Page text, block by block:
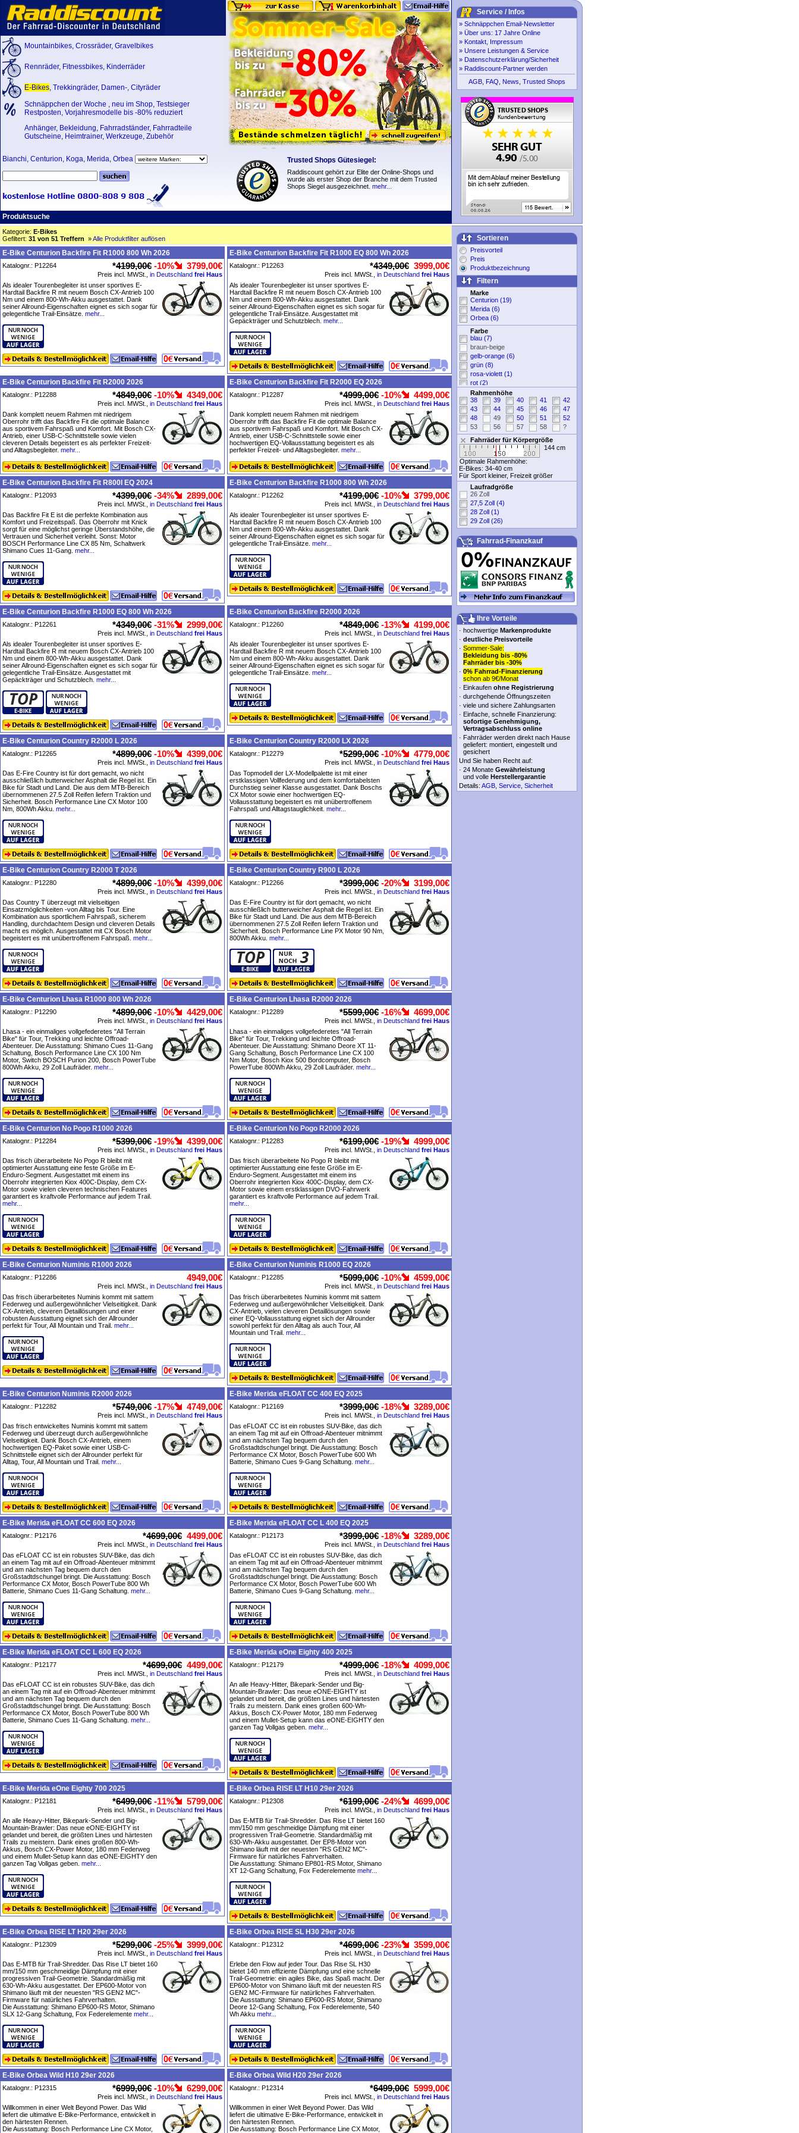
Mountainbikes, Crossräder, Gravelbikes
Rennräder, Fitnessbikes, Kinderräder
E-Bikes, Trekkingräder, Damen-, Cityräder
Schnäppchen der Woche , neu im Shop, Testsieger
Restposten, Vorjahresmodelle bis -80% reduziert
Anhänger, Bekleidung, Fahrradständer, Fahrradteile
Gutscheine, Heimtrainer, Werkzeuge, Zubehör
Service / Infos
» Schnäppchen Email-Newsletter
» Über uns: 17 Jahre Online
» Kontakt, Impressum
» Unsere Leistungen & Service
» Datenschutzerklärung/Sicherheit
» Raddiscount-Partner werden
AGB FAQ News Trusted Shops
Bianchi, Centurion, Koga, Merida, Orbea Trusted Shops Gütesiegel:
Raddiscount gehört zur Elite der Online-Shops und
wurde als erster Shop der Branche mit dem Trusted
Shops Siegel ausgezeichnet. mehr...
Produktsuche
Kategorie: E-Bikes
Gefiltert: 31 von 51 Treffern »Alle Produktfilter auflösen
E-Bike Centurion Backfire Fit R1000 800 Wh 2026
Katalognr.: P12264 *4199,00€ -10% 3799,00€
Preis incl. MWSt., in Deutschland frei Haus
Als idealer Tourenbegleiter ist unser sportives E-
Hardtail Backfire R mit neuem Bosch CX-Antrieb 100
Nm und einem 800-Wh-Akku ausgestattet. Dank
seiner Allround-Eigenschaften eignet es sich sogar für
gelegentliche Trail-Einsätze. mehr...
E-Bike Centurion Backfire Fit R1000 EQ 800 Wh 2026
Katalognr.: P12263 *4349,00€ 3999,00€
Preis incl. MWSt., in Deutschland frei Haus
Als idealer Tourenbegleiter ist unser sportives E-
Hardtail Backfire R mit neuem Bosch CX-Antrieb 100
Nm und einem 800-Wh-Akku ausgestattet. Dank
seiner Allround-Eigenschaften eignet es sich sogar für
gelegentliche Trail-Einsätze. Ausgestattet mit
Gepäckträger und Schutzblech. mehr...
E-Bike Centurion Backfire Fit R2000 2026
Katalognr.: P12288 *4849,00€ -10% 4349,00€
Preis incl. MWSt., in Deutschland frei Haus
Dank komplett neuem Rahmen mit niedrigem
Oberrohr trifft das Backfire Fit die optimale Balance
aus sportivem Fahrspaß und Komfort. Mit Bosch CX-
Antrieb, einer USB-C-Schnittstelle sowie vielen
cleveren Details begeistert es als perfekter Freizeit-
und Alltagsbegleiter. mehr...
E-Bike Centurion Backfire Fit R2000 EQ 2026
Katalognr.: P12287 *4999,00€ -10% 4499,00€
Preis incl. MWSt., in Deutschland frei Haus
Dank komplett neuem Rahmen mit niedrigem
Oberrohr trifft das Backfire Fit die optimale Balance
aus sportivem Fahrspaß und Komfort. Mit Bosch CX-
Antrieb, einer USB-C-Schnittstelle sowie einer
hochwertigen EQ-Vollausstattung begeistert es als
perfekter Freizeit- und Alltagsbegleiter. mehr...
E-Bike Centurion Backfire Fit R800I EQ 2024
Katalognr.: P12093 *4399,00€ -34% 2899,00€
Preis incl. MWSt., in Deutschland frei Haus
Das Backfire Fit E ist die perfekte Kombination aus
Komfort und Freizeitspaß. Das Oberrohr mit Knick
sorgt für eine möglichst geringe Überstandshöhe, die
Vertrauen und Sicherheit verleiht. Sonst: Motor
BOSCH Performance Line CX 85 Nm, Schaltwerk
Shimano Cues 11-Gang. mehr...
E-Bike Centurion Backfire R1000 800 Wh 2026
Katalognr.: P12262 *4199,00€ -10% 3799,00€
Preis incl. MWSt., in Deutschland frei Haus
Als idealer Tourenbegleiter ist unser sportives E-
Hardtail Backfire R mit neuem Bosch CX-Antrieb 100
Nm und einem 800-Wh-Akku ausgestattet. Dank
seiner Allround-Eigenschaften eignet es sich sogar für
gelegentliche Trail-Einsätze. mehr...
E-Bike Centurion Backfire R1000 EQ 800 Wh 2026
Katalognr.: P12261 *4349,00€ -31% 2999,00€
Preis incl. MWSt., in Deutschland frei Haus
Als idealer Tourenbegleiter ist unser sportives E-
Hardtail Backfire R mit neuem Bosch CX-Antrieb 100
Nm und einem 800-Wh-Akku ausgestattet. Dank
seiner Allround-Eigenschaften eignet es sich sogar für
gelegentliche Trail-Einsätze. Ausgestattet mit
Gepäckträger und Schutzblech. mehr...
E-Bike Centurion Backfire R2000 2026
Katalognr.: P12260 *4849,00€ -13% 4199,00€
Preis incl. MWSt., in Deutschland frei Haus
Als idealer Tourenbegleiter ist unser sportives E-
Hardtail Backfire R mit neuem Bosch CX-Antrieb 100
Nm und einem 800-Wh-Akku ausgestattet. Dank
seiner Allround-Eigenschaften eignet es sich sogar für
gelegentliche Trail-Einsätze. mehr...
E-Bike Centurion Country R2000 L 2026
Katalognr.: P12265 *4899,00€ -10% 4399,00€
Preis incl. MWSt., in Deutschland frei Haus
Das E-Fire Country ist für dort gemacht, wo nicht
ausschließlich butterweicher Asphalt die Regel ist. Ein
Bike für Stadt und Land. Die aus dem MTB-Bereich
übernommenen 27.5 Zoll Reifen liefern Traktion und
Sicherheit. Bosch Performance Line CX Motor 100
Nm, 800Wh Akku. mehr...
E-Bike Centurion Country R2000 LX 2026
Katalognr.: P12279 *5299,00€ -10% 4779,00€
Preis incl. MWSt., in Deutschland frei Haus
Das Topmodell der LX-Modellpalette ist mit einer
erstklassigen Vollfederung und dem komfortabelsten
Durchstieg seiner Klasse ausgestattet. Dank Boschs
CX Motor sowie einer hochwertigen EQ-
Vollausstattung begeistert es mit unübertroffenem
Fahrspaß und Alltagstauglichkeit. mehr...
E-Bike Centurion Country R2000 T 2026
Katalognr.: P12280 *4899,00€ -10% 4399,00€
Preis incl. MWSt., in Deutschland frei Haus
Das Country T überzeugt mit vielseitigen
Einsatzmöglichkeiten -von Alltag bis Tour. Eine
Kombination aus sportlichem Fahrspaß, sicherem
Handling, durchdachtem Design und cleveren Details
macht es möglich. Ausgestattet mit CX Bosch Motor
begeistert es mit unübertroffenem Fahrspaß. mehr...
E-Bike Centurion Country R900 L 2026
Katalognr.: P12266 *3999,00€ -20% 3199,00€
Preis incl. MWSt., in Deutschland frei Haus
Das E-Fire Country ist für dort gemacht, wo nicht
ausschließlich butterweicher Asphalt die Regel ist. Ein
Bike für Stadt und Land. Die aus dem MTB-Bereich
übernommenen 27.5 Zoll Reifen liefern Traktion und
Sicherheit. Bosch Performance Line PX Motor 90 Nm,
800Wh Akku. mehr...
E-Bike Centurion Lhasa R1000 800 Wh 2026
Katalognr.: P12290 *4899,00€ -10% 4429,00€
Preis incl. MWSt., in Deutschland frei Haus
Lhasa - ein einmaliges vollgefederetes "All Terrain
Bike" für Tour, Trekking und leichte Offroad-
Abenteuer. Die Ausstattung: Shimano Cues 11-Gang
Schaltung, Bosch Performance Line CX 100 Nm
Motor, Switch BOSCH Purion 200, Bosch PowerTube
800Wh Akku, 29 Zoll Laufräder. mehr...
E-Bike Centurion Lhasa R2000 2026
Katalognr.: P12289 *5599,00€ -16% 4699,00€
Preis incl. MWSt., in Deutschland frei Haus
Lhasa - ein einmaliges vollgefederetes "All Terrain
Bike" für Tour, Trekking und leichte Offroad-
Abenteuer. Die Ausstattung: Shimano Deore XT 11-
Gang Schaltung, Bosch Performance Line CX 100
Nm Motor, Bosch Kiox 500 Bordcomputer, Bosch
PowerTube 800Wh Akku, 29 Zoll Laufräder. mehr...
E-Bike Centurion No Pogo R1000 2026
Katalognr.: P12284 *5399,00€ -19% 4399,00€
Preis incl. MWSt., in Deutschland frei Haus
Das frisch überarbeitete No Pogo R bleibt mit
optimierter Ausstattung eine feste Größe im E-
Enduro-Segment. Ausgestattet mit einem ins
Oberrohr integrierten Kiox 400C-Display, dem CX-
Motor sowie vielen cleveren technischen Features
garantiert es kraftvolle Performance auf jedem Trail.
mehr...
E-Bike Centurion No Pogo R2000 2026
Katalognr.: P12283 *6199,00€ -19% 4999,00€
Preis incl. MWSt., in Deutschland frei Haus
Das frisch überarbeitete No Pogo R bleibt mit
optimierter Ausstattung eine feste Größe im E-
Enduro-Segment. Ausgestattet mit einem ins
Oberrohr integrierten Kiox 400C-Display, dem CX-
Motor sowie einem erstklassigen DVO-Fahrwerk
garantiert es kraftvolle Performance auf jedem Trail.
mehr...
E-Bike Centurion Numinis R1000 2026
Katalognr.: P12286 4949,00€
Preis incl. MWSt., in Deutschland frei Haus
Das frisch überarbeitetes Numinis kommt mit sattem
Federweg und außergewöhnlicher Vielseitigkeit. Dank
CX-Antrieb, cleveren Detaillösungen und einer
robusten Ausstattung eignet sich der Allrounder
perfekt für Tour, All Mountain und Trail. mehr...
E-Bike Centurion Numinis R1000 EQ 2026
Katalognr.: P12285 *5099,00€ -10% 4599,00€
Preis incl. MWSt., in Deutschland frei Haus
Das frisch überarbeitetes Numinis kommt mit sattem
Federweg und außergewöhnlicher Vielseitigkeit. Dank
CX-Antrieb, vielen cleveren Detaillösungen sowie
einer EQ-Vollausstattung eignet sich der Allrounder
sowohl perfekt für den Alltag als auch Tour, All
Mountain und Trail. mehr...
E-Bike Centurion Numinis R2000 2026
Katalognr.: P12282 *5749,00€ -17% 4749,00€
Preis incl. MWSt., in Deutschland frei Haus
Das frisch entwickeltes Numinis kommt mit sattem
Federweg und überzeugt durch außergewöhnliche
Vielseitigkeit. Dank Bosch CX-Antrieb, einem
hochwertigen EQ-Paket sowie einer USB-C-
Schnittstelle eignet sich der Allrounder perfekt für
Alltag, Tour, All Mountain und Trail. mehr...
E-Bike Merida eFLOAT CC 400 EQ 2025
Katalognr.: P12169 *3999,00€ -18% 3289,00€
Preis incl. MWSt., in Deutschland frei Haus
Das eFLOAT CC ist ein robustes SUV-Bike, das dich
an einem Tag mit auf ein Offroad-Abenteuer mitnimmt
und am nächsten Tag bequem durch den
Großstadtdschungel bringt. Die Ausstattung: Bosch
Performance CX Motor, Bosch PowerTube 600 Wh
Batterie, Shimano Cues 9-Gang Schaltung. mehr...
E-Bike Merida eFLOAT CC 600 EQ 2026
Katalognr.: P12176 *4699,00€ 4499,00€
Preis incl. MWSt., in Deutschland frei Haus
Das eFLOAT CC ist ein robustes SUV-Bike, das dich
an einem Tag mit auf ein Offroad-Abenteuer mitnimmt
und am nächsten Tag bequem durch den
Großstadtdschungel bringt. Die Ausstattung: Bosch
Performance CX Motor, Bosch PowerTube 800 Wh
Batterie, Shimano Cues 11-Gang Schaltung. mehr...
E-Bike Merida eFLOAT CC L 400 EQ 2025
Katalognr.: P12173 *3999,00€ -18% 3289,00€
Preis incl. MWSt., in Deutschland frei Haus
Das eFLOAT CC ist ein robustes SUV-Bike, das dich
an einem Tag mit auf ein Offroad-Abenteuer mitnimmt
und am nächsten Tag bequem durch den
Großstadtdschungel bringt. Die Ausstattung: Bosch
Performance CX Motor, Bosch PowerTube 600 Wh
Batterie, Shimano Cues 9-Gang Schaltung. mehr...
E-Bike Merida eFLOAT CC L 600 EQ 2026
Katalognr.: P12177 *4699,00€ 4499,00€
Preis incl. MWSt., in Deutschland frei Haus
Das eFLOAT CC ist ein robustes SUV-Bike, das dich
an einem Tag mit auf ein Offroad-Abenteuer mitnimmt
und am nächsten Tag bequem durch den
Großstadtdschungel bringt. Die Ausstattung: Bosch
Performance CX Motor, Bosch PowerTube 800 Wh
Batterie, Shimano Cues 11-Gang Schaltung. mehr...
E-Bike Merida eOne Eighty 400 2025
Katalognr.: P12179 *4999,00€ -18% 4099,00€
Preis incl. MWSt., in Deutschland frei Haus
An alle Heavy-Hitter, Bikepark-Sender und Big-
Mountain-Brawler: Das neue eONE-EIGHTY ist
gelandet und bereit, die größten Lines und härtesten
Trails zu meistern. Dank eines großen 600-Wh-
Akkus, Bosch CX-Power Motor, 180 mm Federweg
und einem Mullet-Setup kann das eONE-EIGHTY den
ganzen Tag Vollgas geben. mehr...
E-Bike Merida eOne Eighty 700 2025
Katalognr.: P12181 *6499,00€ -11% 5799,00€
Preis incl. MWSt., in Deutschland frei Haus
An alle Heavy-Hitter, Bikepark-Sender und Big-
Mountain-Brawler: Das neue eONE-EIGHTY ist
gelandet und bereit, die größten Lines und härtesten
Trails zu meistern. Dank eines großen 800-Wh-
Akkus, Bosch CX-Power Motor, 180 mm Federweg
und einem Mullet-Setup kann das eONE-EIGHTY den
ganzen Tag Vollgas geben. mehr...
E-Bike Orbea RISE LT H10 29er 2026
Katalognr.: P12308 *6199,00€ -24% 4699,00€
Preis incl. MWSt., in Deutschland frei Haus
Das E-MTB für Trail-Shredder. Das Rise LT bietet 160
mm/150 mm geschmeidige Dämpfung mit einer
progressiven Trail-Geometrie. Standardmäßig mit
630-Wh-Akku ausgestattet. Der EP8-Motor von
Shimano läuft mit der neuesten "RS GEN2 MC"-
Firmware für natürliches Fahrverhalten.
Die Ausstattung: Shimano EP801-RS Motor, Shimano
XT 12-Gang Schaltung, Fox Federelemente mehr...
E-Bike Orbea RISE LT H20 29er 2026
Katalognr.: P12309 *5299,00€ -25% 3999,00€
Preis incl. MWSt., in Deutschland frei Haus
Das E-MTB für Trail-Shredder. Das Rise LT bietet 160
mm/150 mm geschmeidige Dämpfung mit einer
progressiven Trail-Geometrie. Standardmäßig mit
630-Wh-Akku ausgestattet. Der EP600-Motor von
Shimano läuft mit der neuesten "RS GEN2 MC"-
Firmware für natürliches Fahrverhalten.
Die Ausstattung: Shimano EP600-RS Motor, Shimano
SLX 12-Gang Schaltung, Fox Federelemente mehr...
E-Bike Orbea RISE SL H30 29er 2026
Katalognr.: P12312 *4699,00€ -23% 3599,00€
Preis incl. MWSt., in Deutschland frei Haus
Erlebe den Flow auf jeder Tour. Das Rise SL H30
bietet 140 mm effiziente Dämpfung und eine schnelle
Trail-Geometrie: ein agiles Bike, das Spaß macht. Der
EP600-Motor von Shimano läuft mit der neuesten RS
GEN2 MC-Firmware für natürliches Fahrverhalten.
Die Ausstattung: Shimano EP600-RS Motor, Shimano
Deore 12-Gang Schaltung, Fox Federelemente, 540
Wh Akku mehr...
E-Bike Orbea Wild H10 29er 2026
Katalognr.: P12315 *6999,00€ -10% 6299,00€
Preis incl. MWSt., in Deutschland frei Haus
Willkommen in einer Welt Beyond Power. Das Wild
liefert die ultimative E-Bike-Performance, entwickelt in
den härtesten Rennen.
Die Ausstattung: Bosch Performance Line CX Motor,
E-Bike Orbea Wild H20 29er 2026
Katalognr.: P12314 *6499,00€ 5999,00€
Preis incl. MWSt., in Deutschland frei Haus
Willkommen in einer Welt Beyond Power. Das Wild
liefert die ultimative E-Bike-Performance, entwickelt in
den härtesten Rennen.
Die Ausstattung: Bosch Performance Line CX Motor,
Sortieren
Preisvorteil
Preis
Produktbezeichnung
Filtern
Marke
Centurion (19)
Merida (6)
Orbea (6)
Farbe
blau (7)
braun-beige
gelb-orange (6)
grün (8)
rosa-violett (1)
rot (2)
schwarz (9)
silber-grau (14)
weiß (3)
ohne Angabe (1)
Rahmenhöhe
38
39 40 41
42
43
44 45 46
47
48
49 50 51
52
53
56 57 58
?
Fahrräder für Körpergröße
144 cm
Optimale Rahmenhöhe:
E-Bikes: 34-40 cm
Für Sport kleiner, Freizeit größer
Laufradgröße
26 Zoll
27,5 Zoll (4)
28 Zoll (1)
29 Zoll (26)
Fahrrad-Finanzkauf
Ihre Vorteile
· hochwertige Markenprodukte
· deutliche Preisvorteile
· Sommer-Sale:
Bekleidung bis -80%
Fahrräder bis -30%
· 0% Fahrrad-Finanzierung
schon ab 9€/Monat
· Einkaufen ohne Registrierung
· durchgehende Öffnungszeiten
· viele und sichere Zahlungsarten
· Einfache, schnelle Finanzierung:
sofortige Genehmigung,
Vertragsabschluss online
· Fahrräder werden direkt nach Hause
geliefert: montiert, eingestellt und
gesichert
Und Sie haben Recht auf:
· 24 Monate Gewährleistung
und volle Herstellergarantie
Details: AGB Service Sicherheit